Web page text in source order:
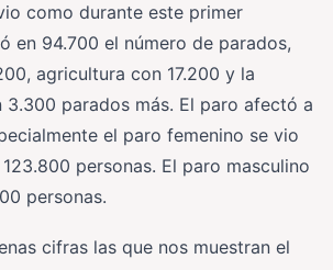
como durante este primer
en 94.700 el número de parados,
agricultura con 17.200 y la
parados más. El paro afectó a
el paro femenino se vio
personas. El paro masculino
personas.
cifras las que nos muestran el